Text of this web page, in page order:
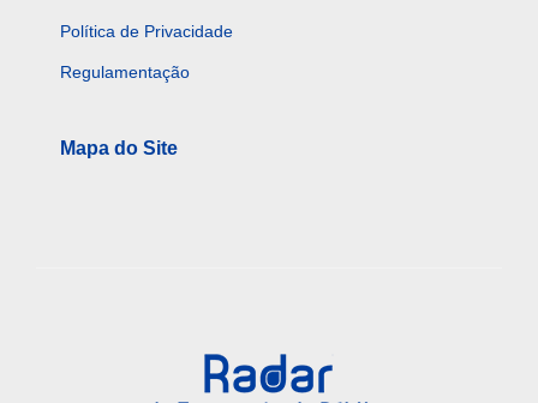
Política de Privacidade
Regulamentação
Mapa do Site